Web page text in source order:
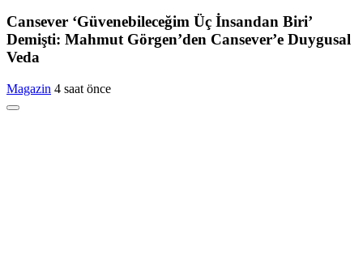
Cansever ‘Güvenebileceğim Üç İnsandan Biri’
Demişti: Mahmut Görgen’den Cansever’e Duygusal
Veda
Magazin 4 saat önce